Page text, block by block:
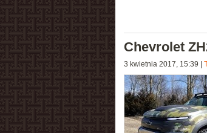
Chevrolet
3 kwietnia 2017, 15:39